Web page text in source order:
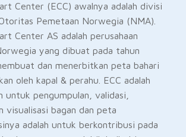
Center (ECC) awalnya adalah divisi
Pemetaan Norwegia (NMA).
Center AS adalah perusahaan
yang dibuat pada tahun
dan menerbitkan peta bahari
oleh kapal & perahu. ECC adalah
untuk pengumpulan, validasi,
visualisasi bagan dan peta
adalah untuk berkontribusi pada